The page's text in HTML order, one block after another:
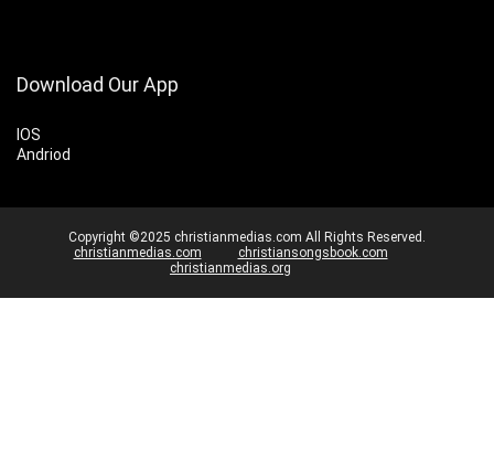
Download Our App
IOS
Andriod
Copyright ©2025 christianmedias.com All Rights Reserved.
christianmedias.com
christiansongsbook.com
christianmedias.org